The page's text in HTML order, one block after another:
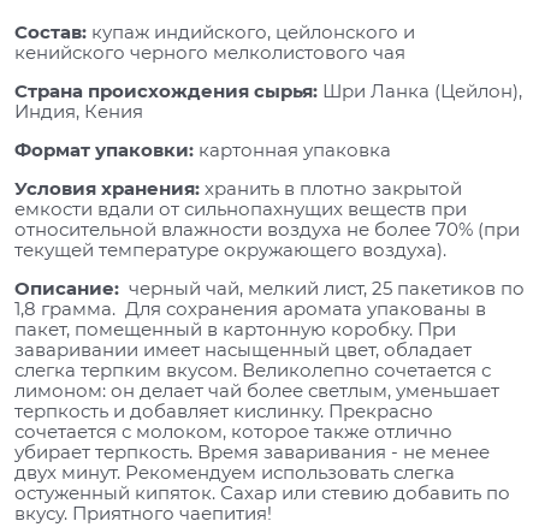
Состав: купаж индийского, цейлонского и
кенийского черного мелколистового чая
Страна происхождения сырья: Шри Ланка (Цейлон),
Индия, Кения
Формат упаковки: картонная упаковка
Условия хранения: хранить в плотно закрытой
емкости вдали от сильнопахнущих веществ при
относительной влажности воздуха не более 70% (при
текущей температуре окружающего воздуха).
Описание: черный чай, мелкий лист, 25 пакетиков по
1,8 грамма. Для сохранения аромата упакованы в
пакет, помещенный в картонную коробку. При
заваривании имеет насыщенный цвет, обладает
слегка терпким вкусом. Великолепно сочетается с
лимоном: он делает чай более светлым, уменьшает
терпкость и добавляет кислинку. Прекрасно
сочетается с молоком, которое также отлично
убирает терпкость. Время заваривания - не менее
двух минут. Рекомендуем использовать слегка
остуженный кипяток. Сахар или стевию добавить по
вкусу. Приятного чаепития!